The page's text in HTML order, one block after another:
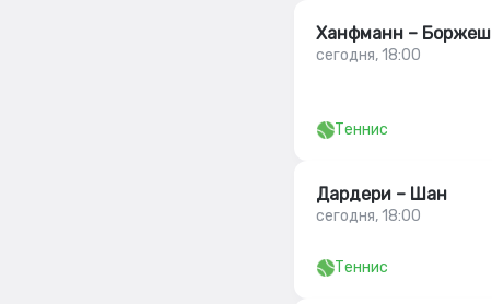
Ханфманн – Боржеш
сегодня, 18:00
Теннис
Дардери – Шан
сегодня, 18:00
Теннис